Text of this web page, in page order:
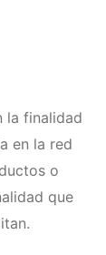
la finalidad
en la red
o
que